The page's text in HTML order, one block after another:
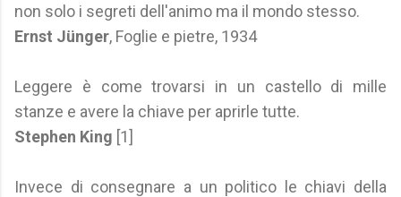
non solo i segreti dell'animo ma il mondo stesso.
Ernst Jünger, Foglie e pietre, 1934
Leggere è come trovarsi in un castello di mille
stanze e avere la chiave per aprirle tutte.
Stephen King [1]
Invece di consegnare a un politico le chiavi della